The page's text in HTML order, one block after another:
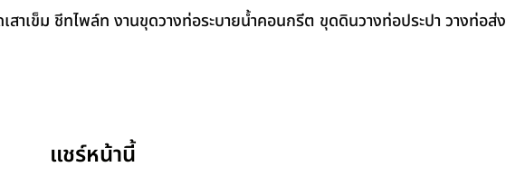
าเข็ม ชีทไพล์ท งานขุดวางท่อระบายน้ำคอนกรีต ขุดดินวางท่อประปา วางท่อส่ง
แชร์หน้านี้